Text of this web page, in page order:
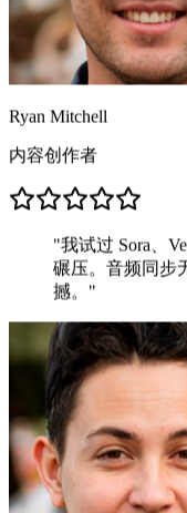
Ryan Mitchell
内容创作者
"我试过 Sora、
碾压。音频同步
撼。 "